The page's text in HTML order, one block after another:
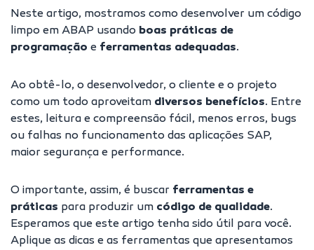
Neste artigo, mostramos como desenvolver um código
limpo em ABAP usando boas práticas de
programação e ferramentas adequadas.
Ao obtê-lo, o desenvolvedor, o cliente e o projeto
como um todo aproveitam diversos benefícios. Entre
estes, leitura e compreensão fácil, menos erros, bugs
ou falhas no funcionamento das aplicações SAP,
maior segurança e performance.
O importante, assim, é buscar ferramentas e
práticas para produzir um código de qualidade.
Esperamos que este artigo tenha sido útil para você.
Aplique as dicas e as ferramentas que apresentamos